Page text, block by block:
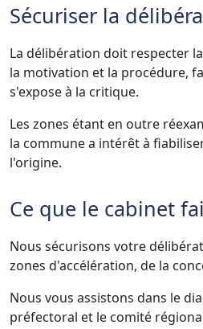
Sécuriser la
La délibération doit respecter
la motivation et la procédure,
s'expose à la critique.
Les zones étant en outre
la commune a intérêt à
l'origine.
Ce que le cabinet
Nous sécurisons votre
zones d'accélération, de la
Nous vous assistons dans le
préfectoral et le comité